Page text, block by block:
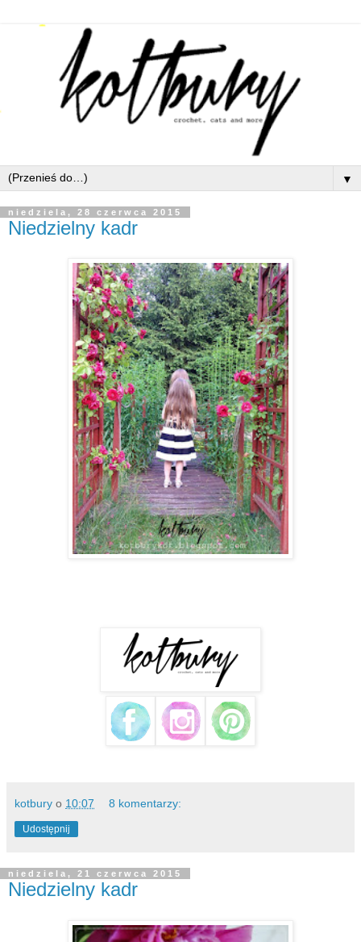
▼
niedziela, 28 czerwca 2015
Niedzielny kadr
kotbury o 10:07 8 komentarzy:
Udostępnij
niedziela, 21 czerwca 2015
Niedzielny kadr